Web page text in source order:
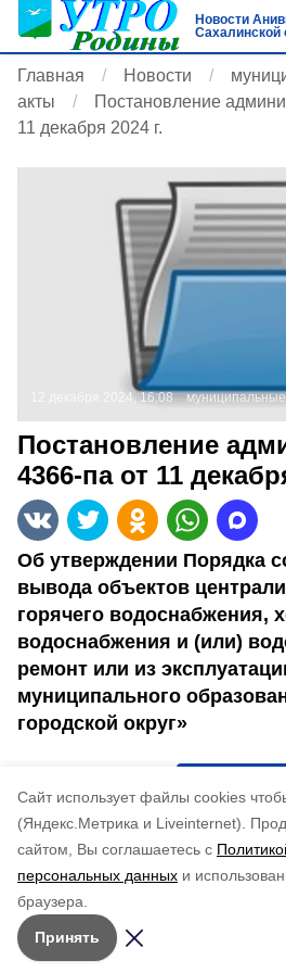
Cайт использует файлы cookies
(Яндекс.Метрика и Liveinternet).
сайтом, Вы соглашаетесь с
персональных данных и
браузера.
Принять
Новости
Сахалинской
Главная Новости
акты
Постановление
11 декабря 2024 г.
12 декабря 2024, 16:08 муниципальные
Постановление
4366-па от 11
Об утверждении Порядка
вывода объектов
горячего водоснабжения,
водоснабжения и (или)
ремонт или из
муниципального
городской округ»
Понравилась статья?